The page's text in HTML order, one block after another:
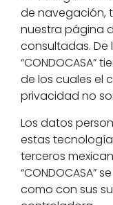
de navegación,
nuestra página
consultadas. De
“CONDOCASA”
de los cuales el
privacidad no
Los datos
estas
terceros
“CONDOCASA”
como con sus